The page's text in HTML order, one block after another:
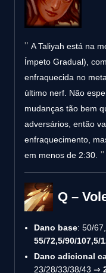
A Taliyah está na
Ímpeto Gradual),
enfraquecida no
último nerf. Não
mudanças tão bem
adversários, então
enfraquecimento,
em menos de 2:30.
Q –
Dano base: 50/
55/72,5/90/107,5/
Dano adicional
23/28/33/38/43 ⇒